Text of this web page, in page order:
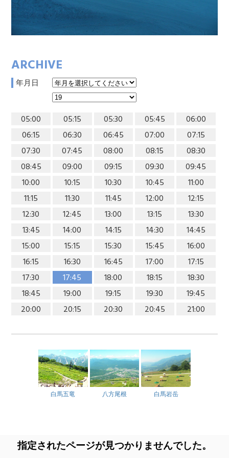
ARCHIVE
年月日
05:00 05:15 05:30 05:45
06:00
06:15
06:30 06:45 07:00
07:15
07:30
07:45 08:00 08:15
08:30
08:45
09:00 09:15 09:30
09:45
10:00
10:15 10:30 10:45
11:00
11:15
11:30 11:45 12:00
12:15
12:30
12:45 13:00 13:15
13:30
13:45
14:00 14:15 14:30
14:45
15:00
15:15 15:30 15:45
16:00
16:15
16:30 16:45 17:00
17:15
17:30
17:45 18:00 18:15
18:30
18:45
19:00 19:15 19:30
19:45
20:00
20:15 20:30 20:45 21:00
白馬五竜 八方尾根 白馬岩岳